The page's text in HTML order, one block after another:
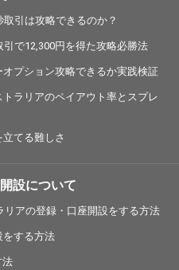
引は攻略できるのか？
で12,300円を得た攻略必勝法
プション攻略できるか実践検証
ラリアのペイアウト率とスプレ
てる難しさ
設について
リアの登録・口座開設をする方法
をする方法
法